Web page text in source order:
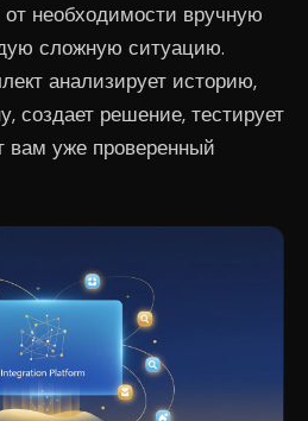
необходимости вручную
сложную ситуацию.
анализирует историю,
создает решение, тестирует
вам уже проверенный